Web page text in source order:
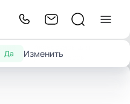
Да Изменить
расходомеров